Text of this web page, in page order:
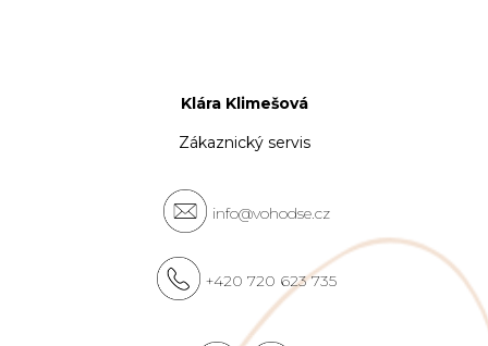
Klára Klimešová
Zákaznický servis
info@vohodse.cz
+420 720 623 735